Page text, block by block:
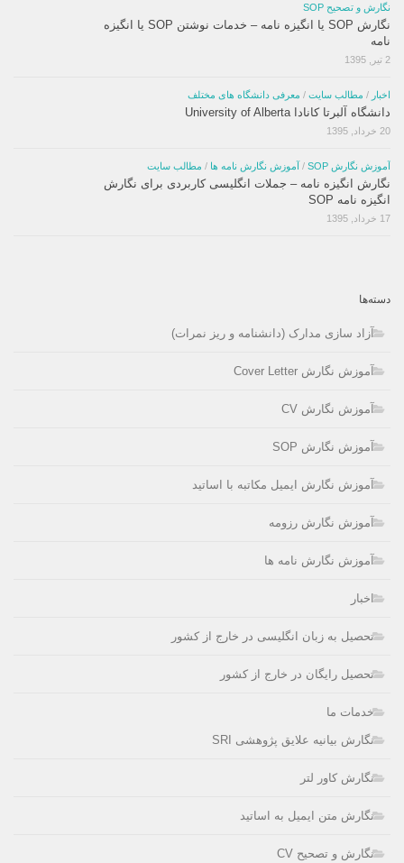
نگارش و تصحیح SOP
نگارش SOP یا انگیزه نامه – خدمات نوشتن SOP یا انگیزه
نامه
2 تیر, 1395
اخبار / مطالب سایت / معرفی دانشگاه های مختلف
دانشگاه آلبرتا کانادا University of Alberta
20 خرداد, 1395
آموزش نگارش SOP / آموزش نگارش نامه ها / مطالب سایت
نگارش انگیزه نامه – جملات انگلیسی کاربردی برای نگارش
انگیزه نامه SOP
17 خرداد, 1395
دسته‌ها
آزاد سازی مدارک (دانشنامه و ریز نمرات)
آموزش نگارش Cover Letter
آموزش نگارش CV
آموزش نگارش SOP
آموزش نگارش ایمیل مکاتبه با اساتید
آموزش نگارش رزومه
آموزش نگارش نامه ها
اخبار
تحصیل به زبان انگلیسی در خارج از کشور
تحصیل رایگان در خارج از کشور
خدمات ما
نگارش بیانیه علایق پژوهشی SRI
نگارش کاور لتر
نگارش متن ایمیل به اساتید
نگارش و تصحیح CV